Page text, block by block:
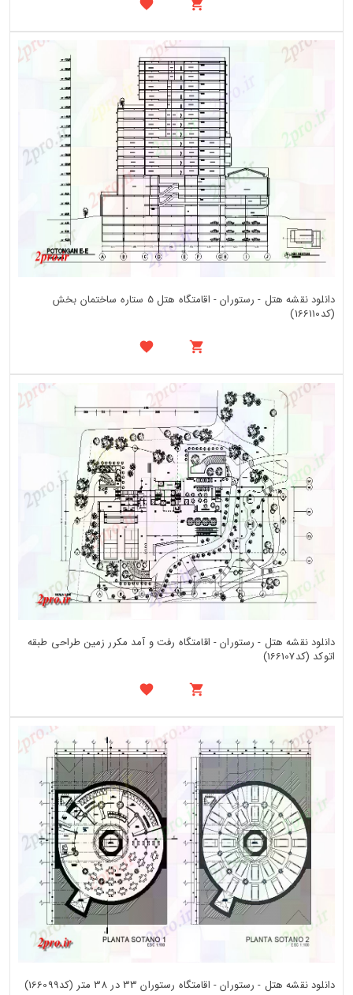
دانلود نقشه هتل - رستوران - اقامتگاه هتل 5 ستاره ساختمان بخش
(کد166110)
دانلود نقشه هتل - رستوران - اقامتگاه رفت و آمد مکرر زمین طراحی طبقه
اتوکد (کد166107)
دانلود نقشه هتل - رستوران - اقامتگاه رستوران 33 در 38 متر (کد166099)